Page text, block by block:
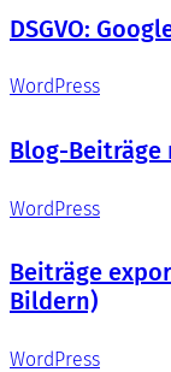
DSGVO:
WordPress
Blog-Beiträge
WordPress
Beiträge
Bildern)
WordPress